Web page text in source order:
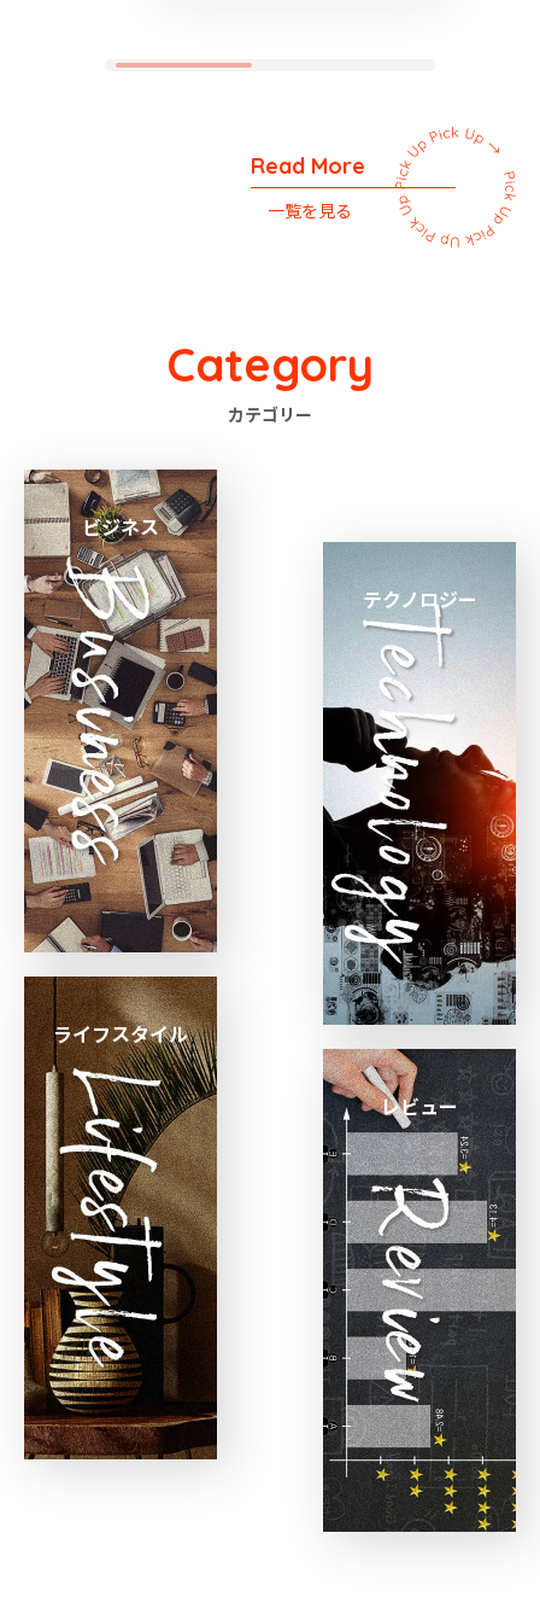
Read More
一覧を見る
Category
カテゴリー
ビジネス
テクノロジー
ライフスタイル
レビュー